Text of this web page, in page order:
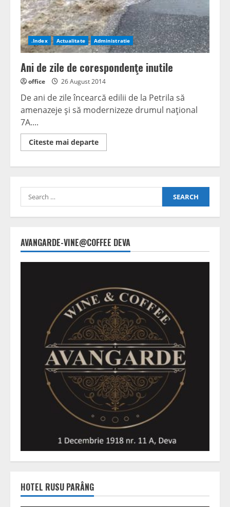
.Index Actualitate Administratie
Ani de zile de corespondenţe inutile
office 26 August 2014
De ani de zile încearcă edilii de la Petrila să
amenazeje şi să modernizeze drumul naţional
7A....
Citeste mai departeRead
more
de
Search
for:
AVANGARDE-VINE@COFFEE DEVA
HOTEL RUSU PARÂNG